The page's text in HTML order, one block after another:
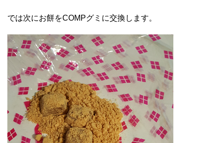
では次にお餅をCOMPグミに交換します。